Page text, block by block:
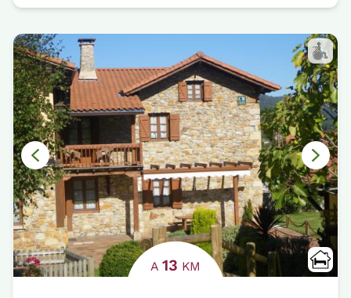
A13 KM